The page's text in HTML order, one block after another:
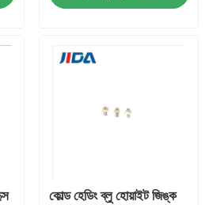
কোল্ড হেডিং ব্লু হোয়াইট জিঙ্ক